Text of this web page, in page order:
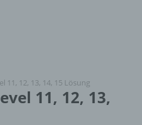
11, 12, 13, 14, 15 Lösung
11, 12, 13,